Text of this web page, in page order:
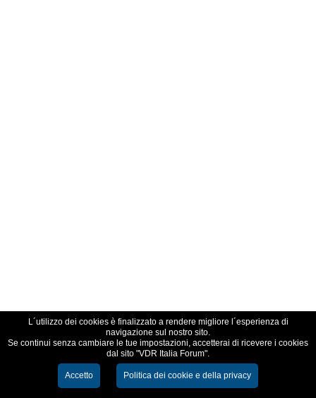
L´utilizzo dei cookies è finalizzato a rendere migliore l´esperienza di
navigazione sul nostro sito.
Se continui senza cambiare le tue impostazioni, accetterai di ricevere i cookies
dal sito "VDR Italia Forum".
Accetto Politica dei cookie e della privacy